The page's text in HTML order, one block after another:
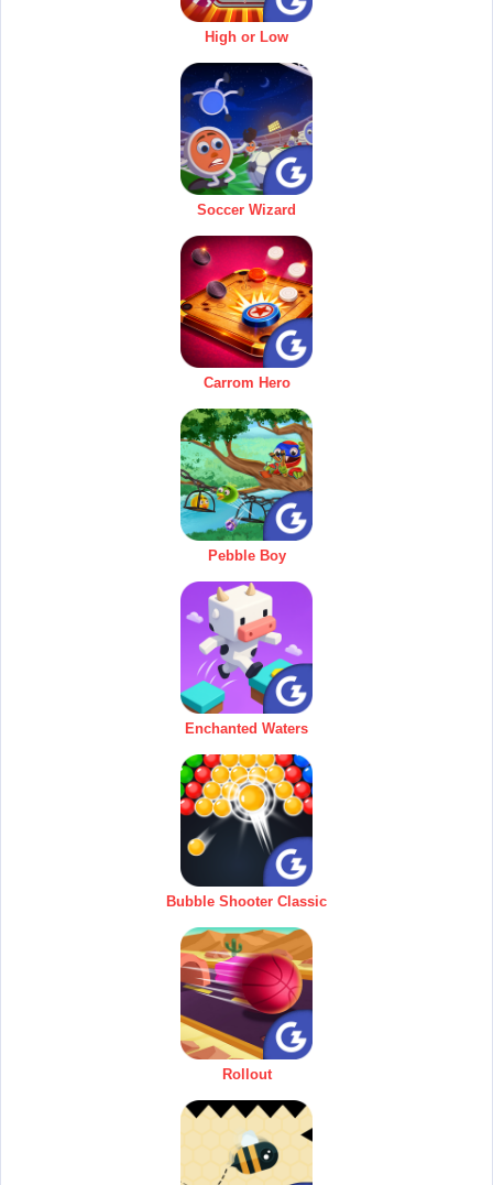
High or Low
Soccer Wizard
Carrom Hero
Pebble Boy
Enchanted Waters
Bubble Shooter Classic
Rollout